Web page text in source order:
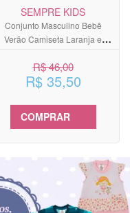
SEMPRE KIDS
Conjunto Masculino Bebê
Verão Camiseta Laranja e
R$ 46,00
R$ 35,50
COMPRAR